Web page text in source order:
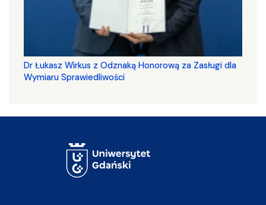
Dr Łukasz Wirkus z Odznaką Honorową za Zasługi dla
Wymiaru Sprawiedliwości